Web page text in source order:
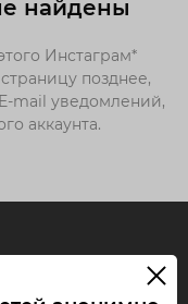
найдены
Инстаграм*
позднее,
mail уведомлений,
аккаунта.